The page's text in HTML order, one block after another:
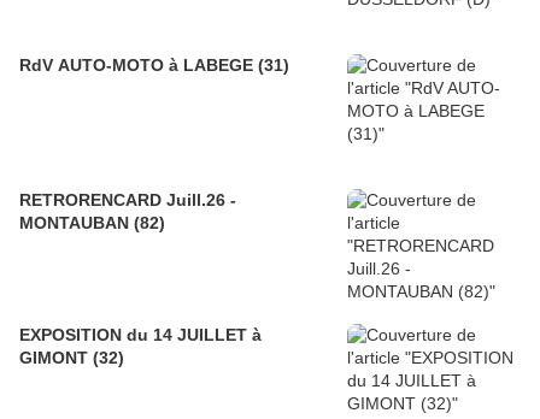
RdV AUTO-MOTO à LABEGE (31)
RETRORENCARD Juill.26 -
MONTAUBAN (82)
EXPOSITION du 14 JUILLET à
GIMONT (32)